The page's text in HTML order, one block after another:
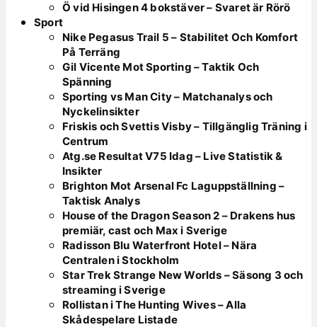
Ö vid Hisingen 4 bokstäver – Svaret är Rörö
Sport
Nike Pegasus Trail 5 – Stabilitet Och Komfort
På Terräng
Gil Vicente Mot Sporting – Taktik Och
Spänning
Sporting vs Man City – Matchanalys och
Nyckelinsikter
Friskis och Svettis Visby – Tillgänglig Träning i
Centrum
Atg.se Resultat V75 Idag – Live Statistik &
Insikter
Brighton Mot Arsenal Fc Laguppställning –
Taktisk Analys
House of the Dragon Season 2 – Drakens hus
premiär, cast och Max i Sverige
Radisson Blu Waterfront Hotel – Nära
Centralen i Stockholm
Star Trek Strange New Worlds – Säsong 3 och
streaming i Sverige
Rollistan i The Hunting Wives – Alla
Skådespelare Listade